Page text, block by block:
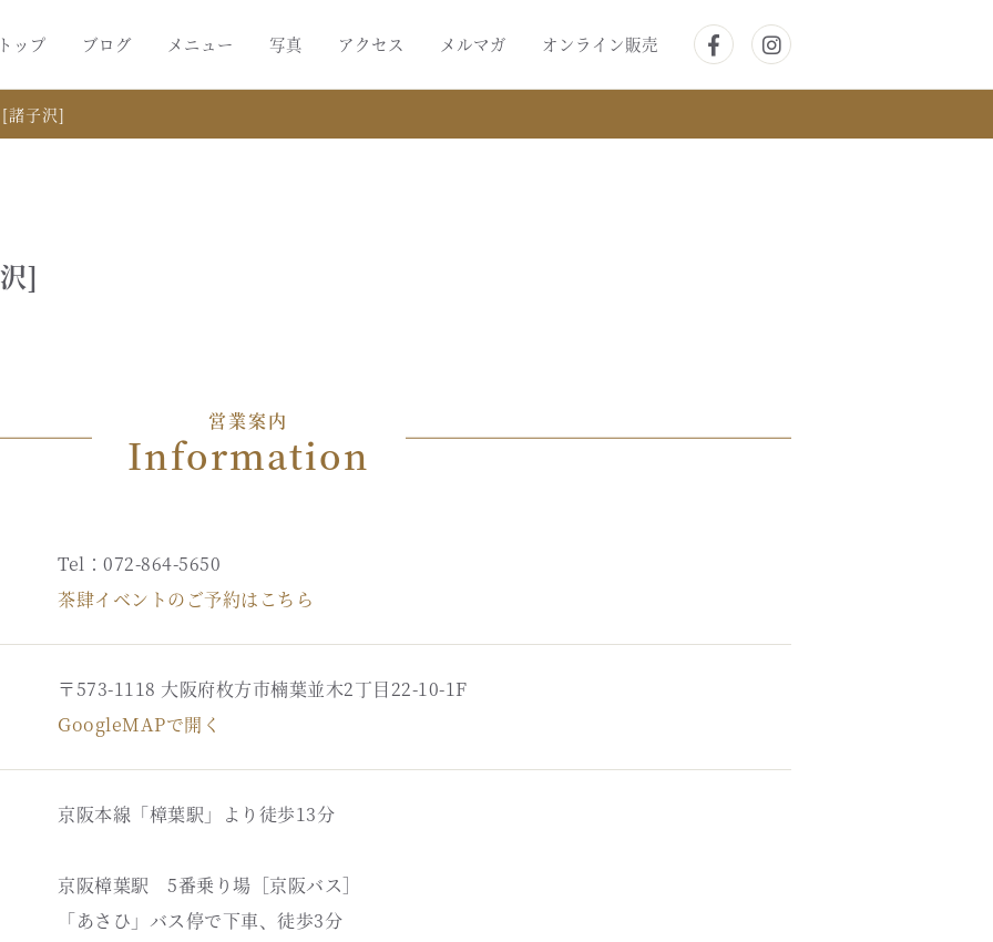
ップ ブログ メニュー 写真 アクセス メルマガ オンライン販売
子沢]
]
営業案内
Information
Tel：072-864-5650
茶肆イベントのご予約はこちら
〒573-1118 大阪府枚方市楠葉並木2丁目22-10-1F
GoogleMAPで開く
京阪本線「樟葉駅」より徒歩13分
京阪樟葉駅 5番乗り場［京阪バス］
「あさひ」バス停で下車、徒歩3分